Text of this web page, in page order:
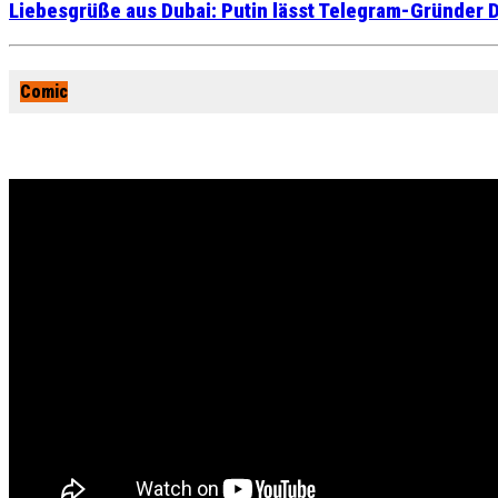
Liebesgrüße aus Dubai: Putin lässt Telegram-Gründer
Comic